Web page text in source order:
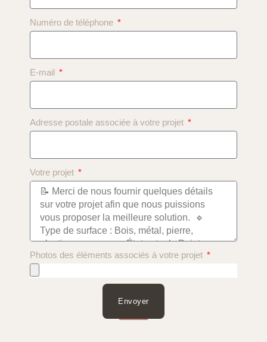
Numéro de téléphone
E-mail
Adresse postale associée à votre projet
Votre projet
Photos des éléments associés à votre projet
Envoyer